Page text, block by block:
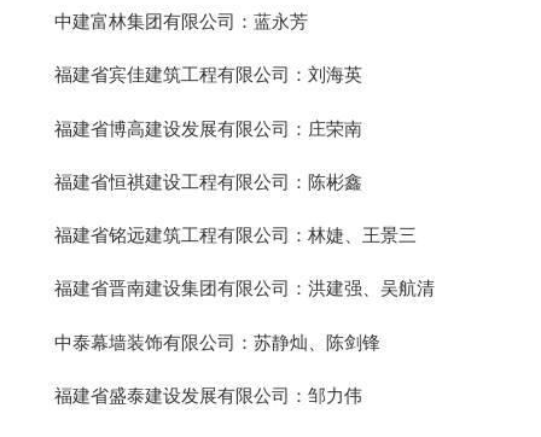
中建富林集团有限公司：蓝永芳
福建省宾佳建筑工程有限公司：刘海英
福建省博高建设发展有限公司：庄荣南
福建省恒祺建设工程有限公司：陈彬鑫
福建省铭远建筑工程有限公司：林婕、王景三
福建省晋南建设集团有限公司：洪建强、吴航清
中泰幕墙装饰有限公司：苏静灿、陈剑锋
福建省盛泰建设发展有限公司：邹力伟